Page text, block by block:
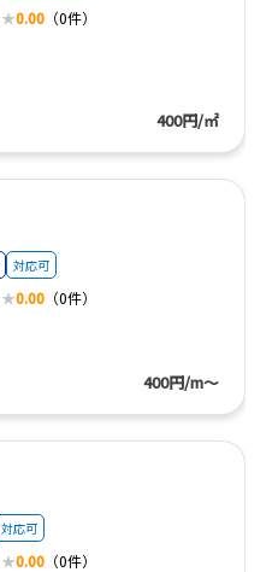
0.00 （0件）
400円/㎡
対応可
0.00 （0件）
400円/m～
対応可
0.00 （0件）